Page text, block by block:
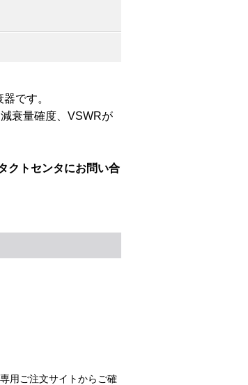
です。
衰量確度、VSWRが
クトセンタにお問い合
用ご注文サイトからご確